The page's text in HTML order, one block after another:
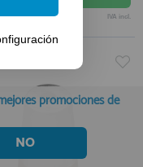
en 7-10 días IVA incl.
promociones de
NO